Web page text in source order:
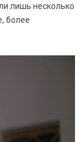
лишь несколько
более